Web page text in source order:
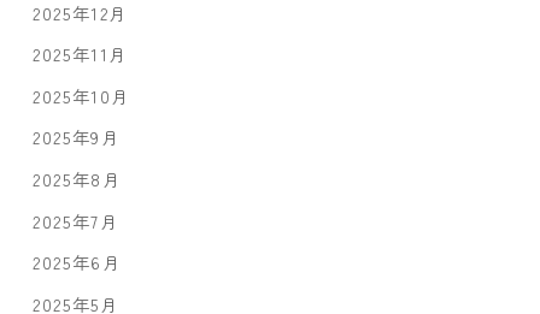
2025年12月
2025年11月
2025年10月
2025年9月
2025年8月
2025年7月
2025年6月
2025年5月